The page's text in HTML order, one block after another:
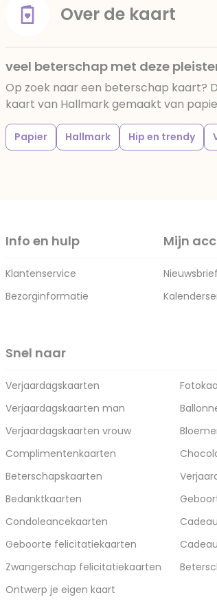
Over de kaart
veel beterschap met deze
Op zoek naar een beterschap kaart?
kaart van Hallmark gemaakt van
Papier Hallmark Hip en trendy
Info en hulp
Klantenservice
Bezorginformatie
Mijn
Snel naar
Verjaardagskaarten
Verjaardagskaarten man
Verjaardagskaarten vrouw
Complimentenkaarten
Beterschapskaarten
Bedanktkaarten
Condoleancekaarten
Geboorte felicitatiekaarten
Zwangerschap felicitatiekaarten
Ontwerp je eigen kaart